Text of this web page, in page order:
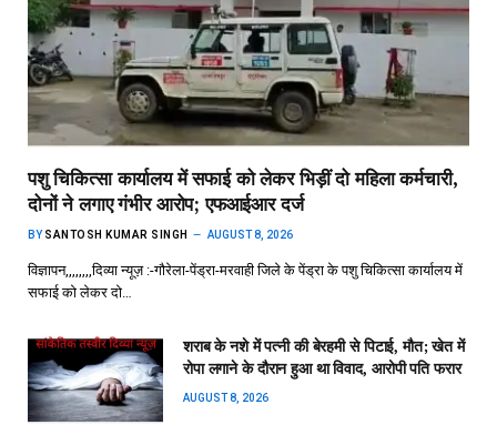
पशु चिकित्सा कार्यालय में सफाई को लेकर भिड़ीं दो महिला कर्मचारी,
दोनों ने लगाए गंभीर आरोप; एफआईआर दर्ज
BY SANTOSH KUMAR SINGH AUGUST 8, 2026
विज्ञापन,,,,,,,,दिव्या न्यूज़ :-गौरेला-पेंड्रा-मरवाही जिले के पेंड्रा के पशु चिकित्सा कार्यालय में
सफाई को लेकर दो…
शराब के नशे में पत्नी की बेरहमी से पिटाई, मौत; खेत में
रोपा लगाने के दौरान हुआ था विवाद, आरोपी पति फरार
AUGUST 8, 2026